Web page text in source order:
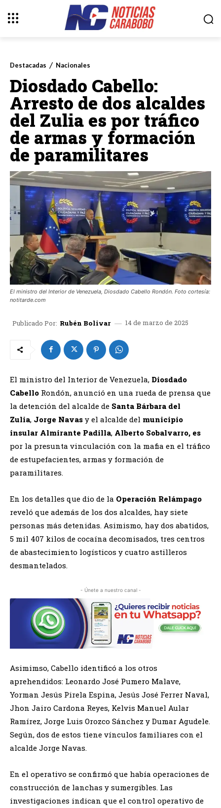
Destacadas Nacionales
Diosdado Cabello:
Arresto de dos alcaldes
del Zulia es por tráfico
de armas y formación
de paramilitares
El ministro del Interior de Venezuela, Diosdado Cabello Rondón. Foto cortesía:
notitarde.com
Publicado Por: Rubén Bolivar 14 de marzo de 2025
El ministro del Interior de Venezuela, Diosdado
Cabello Rondón, anunció en una rueda de prensa que
la detención del alcalde de Santa Bárbara del
Zulia, Jorge Navas y el alcalde del municipio
insular Almirante Padilla, Alberto Sobalvarro, es
por la presunta vinculación con la mafia en el tráfico
de estupefacientes, armas y formación de
paramilitares.
En los detalles que dio de la Operación Relámpago
reveló que además de los dos alcaldes, hay siete
personas más detenidas. Asimismo, hay dos abatidos,
5 mil 407 kilos de cocaína decomisados, tres centros
de abastecimiento logísticos y cuatro astilleros
desmantelados.
- Únete a nuestro canal -
Asimimso, Cabello identificó a los otros
aprehendidos: Leonardo José Pumero Malave,
Yorman Jesús Pirela Espina, Jesús José Ferrer Naval,
Jhon Jairo Cardona Reyes, Kelvis Manuel Aular
Ramírez, Jorge Luis Orozco Sánchez y Dumar Agudele.
Según, dos de estos tiene vínculos familiares con el
alcalde Jorge Navas.
En el operativo se confirmó que había operaciones de
construcción de lanchas y sumergibles. Las
investigaciones indican que el control operativo de